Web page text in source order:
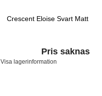
Crescent Eloise Svart Matt
Pris saknas
Visa lagerinformation